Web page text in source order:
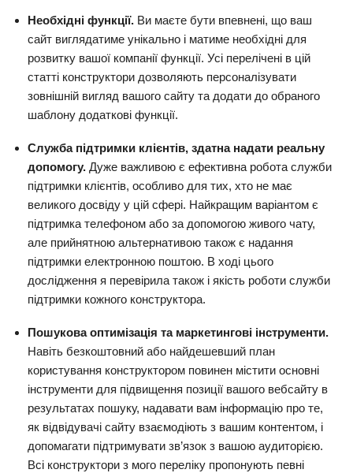
Необхідні функції. Ви маєте бути впевнені, що ваш
сайт виглядатиме унікально і матиме необхідні для
розвитку вашої компанії функції. Усі перелічені в цій
статті конструктори дозволяють персоналізувати
зовнішній вигляд вашого сайту та додати до обраного
шаблону додаткові функції.
Служба підтримки клієнтів, здатна надати реальну
допомогу. Дуже важливою є ефективна робота служби
підтримки клієнтів, особливо для тих, хто не має
великого досвіду у цій сфері. Найкращим варіантом є
підтримка телефоном або за допомогою живого чату,
але прийнятною альтернативою також є надання
підтримки електронною поштою. В ході цього
дослідження я перевірила також і якість роботи служби
підтримки кожного конструктора.
Пошукова оптимізація та маркетингові інструменти.
Навіть безкоштовний або найдешевший план
користування конструктором повинен містити основні
інструменти для підвищення позиції вашого вебсайту в
результатах пошуку, надавати вам інформацію про те,
як відвідувачі сайту взаємодіють з вашим контентом, і
допомагати підтримувати зв’язок з вашою аудиторією.
Всі конструктори з мого переліку пропонують певні